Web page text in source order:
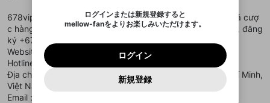
678vip vẫn giữ vững vị thế là một trong những nền tảng cá cượ
c hàng đầu, được cộng đồng game thủ tin tưởng tuyệt đối, đăng
ký +678k
Website :https://678vip.eu.com/
Hotline : 0988 686868
Địa chỉ : 158 Pasteur, Bến Nghé, Quận 1, Thành phố Hồ Chí Minh,
Việt Nam
Email : admin@678vip.eu.com
キャンセル OK
OK
動画プレイリストを選択
動画のプレイリストを一つ選択すると、そのプレイ
動画プレイリストがありません
を確認しました。
確認しました
Google
Yahoo! JAPAN
Appleでサインアップ
次にお進みください。
Google
Yahoo! JAPAN
Appleでサインイン
ログイン
パスワードを忘れた方はこちら
アカウントをお持ちですか？アカウントを作成する
ログインまたは新規登録すると
mellow-fanをよりお楽しみいただけます。
ログイン
新規登録
再設定する
のでご確認ください
OK
ご登録いただいた情報はサービスの向上を目的
として使用いたします。
一部サービスをご利用いただくには、生年月の
登録が必要です。
メイン及びcs.openrec.co.jpドメイン）が受信拒否設
定に含まれていないかご確認ください。
入力
著作権の侵害
なりすまし行為
0
報告された問題については、利用規約に違反しているか
どうかをスタッフが確認します。
用することは、利用規約違反になります。
Discordアカウントを作成
Discordは第三者が提供するコミュニティーサービスで、
mellow-fanとは関わりがありません。Discordに関してのお
問い合わせにはお答えすることができません。Discordの仕
様変更により、限定コミュニティ特典の提供が終了する可能